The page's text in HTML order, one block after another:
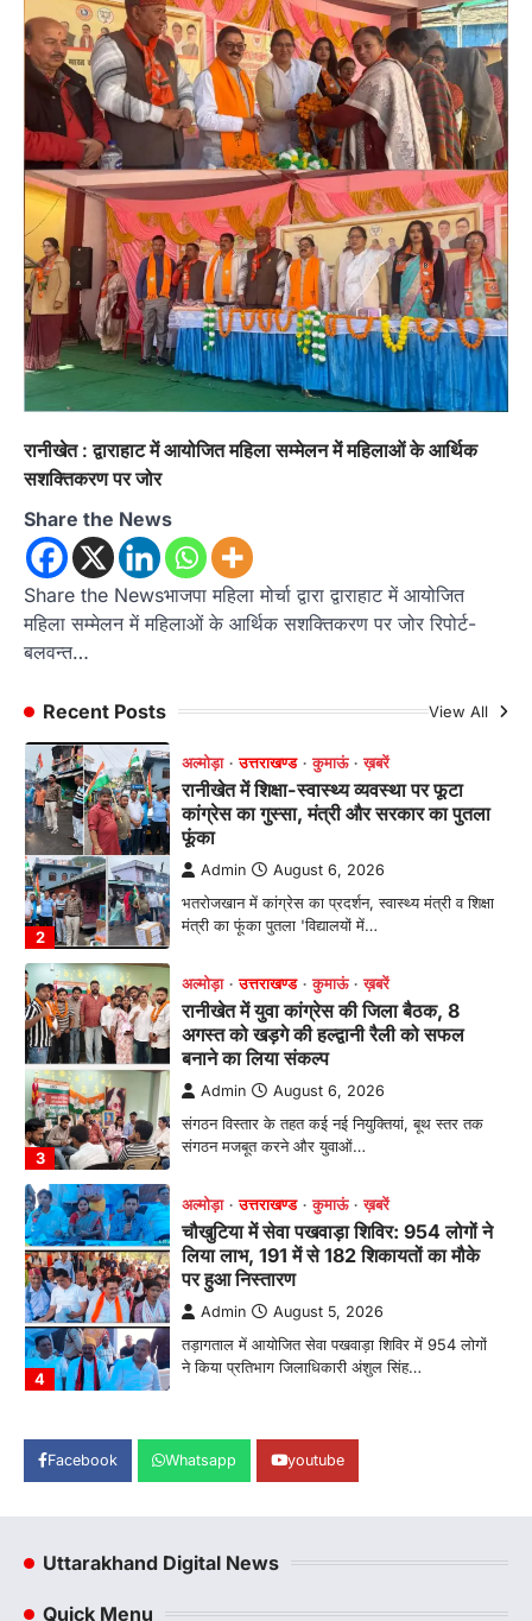
रानीखेत : द्वाराहाट में आयोजित महिला सम्मेलन में महिलाओं के आर्थिक
सशक्तिकरण पर जोर
Share the News
Share the Newsभाजपा महिला मोर्चा द्वारा द्वाराहाट में आयोजित
महिला सम्मेलन में महिलाओं के आर्थिक सशक्तिकरण पर जोर रिपोर्ट-
बलवन्त…
Recent Posts View All
2
भतरोजखान में कांग्रेस का प्रदर्शन, स्वास्थ्य मंत्री व शिक्षा
मंत्री का फूंका पुतला 'विद्यालयों में…
3
अल्मोड़ा उत्तराखण्ड कुमाऊं ख़बरें
रानीखेत में युवा कांग्रेस की जिला बैठक, 8
अगस्त को खड़गे की हल्द्वानी रैली को सफल
बनाने का लिया संकल्प
Admin August 6, 2026
संगठन विस्तार के तहत कई नई नियुक्तियां, बूथ स्तर तक
संगठन मजबूत करने और युवाओं…
अल्मोड़ा उत्तराखण्ड कुमाऊं ख़बरें
चौखुटिया में सेवा पखवाड़ा शिविर: 954 लोगों ने
लिया लाभ, 191 में से 182 शिकायतों का मौके
पर हुआ निस्तारण
तड़ागताल में आयोजित सेवा पखवाड़ा शिविर में 954 लोगों
अल्मोड़ा उत्तराखण्ड
मानिला देवी मंदिर में श्रीमद्भागवत कथा के चतुर्थ
दिवस धूमधाम से मनाया गया श्रीकृष्ण जन्मोत्सव,
राज्य मंत्री कैलाश पंत ने किया कथा श्रवण
आयोजित श्रीमद्भागवत कथा के चतुर्थ दिवस गुरुवार को…
2
अल्मोड़ा उत्तराखण्ड कुमाऊं ख़बरें
रानीखेत में शिक्षा-स्वास्थ्य व्यवस्था पर फूटा
कांग्रेस का गुस्सा, मंत्री और सरकार का पुतला
फूंका
Admin August 6, 2026
भतरोजखान में कांग्रेस का प्रदर्शन, स्वास्थ्य मंत्री व शिक्षा
मंत्री का फूंका पुतला 'विद्यालयों में…
3
अल्मोड़ा उत्तराखण्ड कुमाऊं ख़बरें
रानीखेत में युवा कांग्रेस की जिला बैठक, 8
अगस्त को खड़गे की हल्द्वानी रैली को सफल
बनाने का लिया संकल्प
Admin August 6, 2026
संगठन विस्तार के तहत कई नई नियुक्तियां, बूथ स्तर तक
संगठन मजबूत करने और युवाओं…
4
अल्मोड़ा उत्तराखण्ड कुमाऊं ख़बरें
चौखुटिया में सेवा पखवाड़ा शिविर: 954 लोगों ने
लिया लाभ, 191 में से 182 शिकायतों का मौके
पर हुआ निस्तारण
Admin August 5, 2026
तड़ागताल में आयोजित सेवा पखवाड़ा शिविर में 954 लोगों
ने किया प्रतिभाग जिलाधिकारी अंशुल सिंह…
मानिला देवी मंदिर में श्रीमद्भागवत कथा के चतुर्थ
दिवस धूमधाम से मनाया गया श्रीकृष्ण जन्मोत्सव,
रानीखेत। मानिला देवी मंदिर, कमराड़/विनायक क्षेत्र में
Facebook Whatsapp youtube
Uttarakhand Digital News
Quick Menu